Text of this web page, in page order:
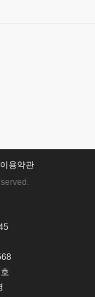
용약관